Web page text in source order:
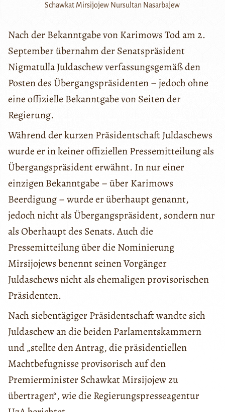
Schawkat Mirsijojew Nursultan Nasarbajew
Nach der Bekanntgabe von Karimows Tod am 2.
September übernahm der Senatspräsident
Nigmatulla Juldaschew verfassungsgemäß den
Posten des Übergangspräsidenten – jedoch ohne
eine offizielle Bekanntgabe von Seiten der
Regierung.
Während der kurzen Präsidentschaft Juldaschews
wurde er in keiner offiziellen Pressemitteilung als
Übergangspräsident erwähnt. In nur einer
einzigen Bekanntgabe – über Karimows
Beerdigung – wurde er überhaupt genannt,
jedoch nicht als Übergangspräsident, sondern nur
als Oberhaupt des Senats. Auch die
Pressemitteilung über die Nominierung
Mirsijojews benennt seinen Vorgänger
Juldaschews nicht als ehemaligen provisorischen
Präsidenten.
Nach siebentägiger Präsidentschaft wandte sich
Juldaschew an die beiden Parlamentskammern
und „stellte den Antrag, die präsidentiellen
Machtbefugnisse provisorisch auf den
Premierminister Schawkat Mirsijojew zu
übertragen“, wie die Regierungspresseagentur